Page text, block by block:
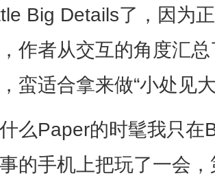
Big Details了，因为
作者从交互的角度汇
蛮适合拿来做“小处见
么Paper的时髦我只在
的手机上把玩了一会